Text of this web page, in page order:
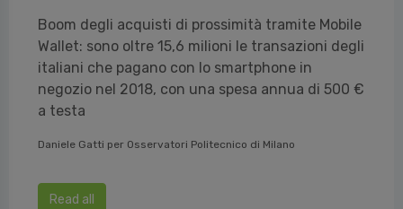
Boom degli acquisti di prossimità tramite Mobile
Wallet: sono oltre 15,6 milioni le transazioni degli
italiani che pagano con lo smartphone in
negozio nel 2018, con una spesa annua di 500 €
a testa
Daniele Gatti per Osservatori Politecnico di Milano
Read all